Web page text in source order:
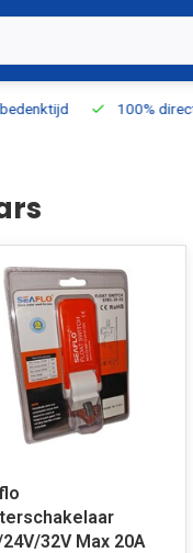
100% direct
32V Max 20A